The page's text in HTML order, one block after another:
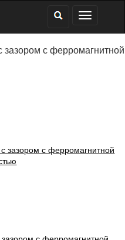
зазором с ферромагнитной